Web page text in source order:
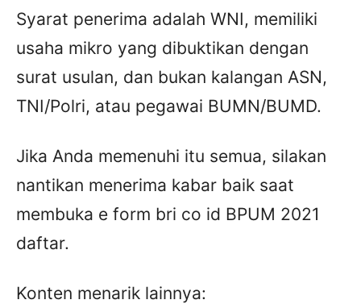
Syarat penerima adalah WNI, memiliki
usaha mikro yang dibuktikan dengan
surat usulan, dan bukan kalangan ASN,
TNI/Polri, atau pegawai BUMN/BUMD.
Jika Anda memenuhi itu semua, silakan
nantikan menerima kabar baik saat
membuka e form bri co id BPUM 2021
daftar.
Konten menarik lainnya: